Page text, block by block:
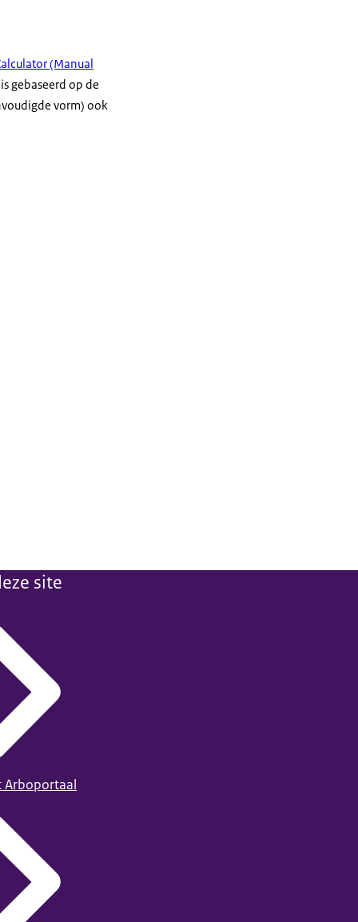
(Manual
gebaseerd op de
vorm) ook
site
Arboportaal